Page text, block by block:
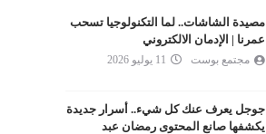
مصيدة الشاشات.. لما التكنولوجيا تسحب
عمرنا | الإدمان الالكتروني
مجتمع بوست 11 يوليو 2026
جوجل يعرف عنك كل شيء.. أسرار جديدة
يكشفها صانع المحتوى رمضان عبد